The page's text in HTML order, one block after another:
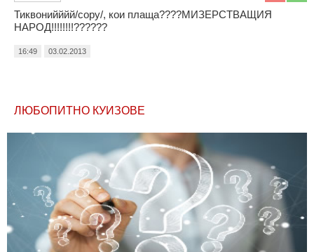
Тиквонийййй/copy/, кои плаща????МИЗЕРСТВАЩИЯ
НАРОД!!!!!!!!??????
16:49 03.02.2013
ЛЮБОПИТНО КУИЗОВЕ